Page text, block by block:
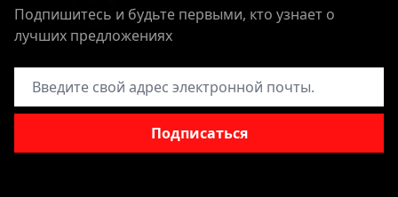
Подпишитесь и будьте первыми, кто узнает о
лучших предложениях
Адрес электронной почты
Подписаться